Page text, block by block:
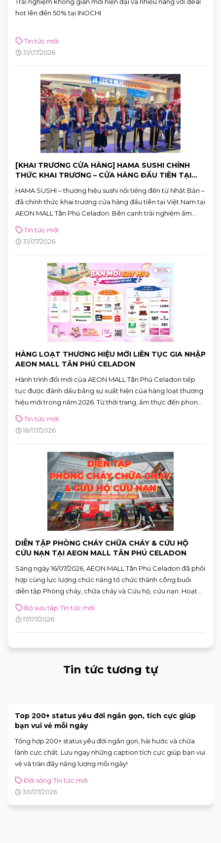
hot lên đến 50% tại INOCHI
Tin tức mới
31/07/2026
[KHAI TRƯƠNG CỬA HÀNG] HAMA SUSHI CHÍNH
THỨC KHAI TRƯƠNG – CỬA HÀNG ĐẦU TIÊN TẠI
HAMA SUSHI – thương hiệu sushi nổi tiếng đến từ Nhật Bản –
đã chính thức khai trương cửa hàng đầu tiên tại Việt Nam tại
AEON MALL Tân Phú Celadon. Bên cạnh trải nghiệm ẩm
hoạt động đặc biệt và nhận nhiều phần quà hấp dẫn đến hết
ngày 02/08.
Tin tức mới
31/07/2026
HÀNG LOẠT THƯƠNG HIỆU MỚI LIÊN TỤC GIA NHẬP
AEON MALL TÂN PHÚ CELADON
Hành trình đổi mới của AEON MALL Tân Phú Celadon tiếp
tục được đánh dấu bằng sự xuất hiện của hàng loạt thương
hiệu mới trong năm 2026. Từ thời trang, ẩm thực đến phong
mang đến những trải nghiệm mua sắm và giải trí ngày càng
đa dạng cho khách hàng.
Tin tức mới
18/07/2026
DIỄN TẬP PHÒNG CHÁY CHỮA CHÁY & CỨU HỘ
CỨU NẠN TẠI AEON MALL TÂN PHÚ CELADON
Sáng ngày 16/07/2026, AEON MALL Tân Phú Celadon đã phối
hợp cùng lực lượng chức năng tổ chức thành công buổi
diễn tập Phòng cháy, chữa cháy và Cứu hộ, cứu nạn. Hoạt
huống khẩn cấp, khẳng định cam kết xây dựng môi trường
mua sắm, vui chơi và giải trí an toàn cho mọi khách hàng.
Bộ sưu tập Tin tức mới
17/07/2026
Tin tức tương tự
[NÂNG CẤP CỬA HÀNG] INOCHI FLAGSHIP STORE
CHÍNH THỨC MỞ BÁN
Trải nghiệm không gian mới hiện đại và nhiều nâng với deal
hot lên đến 50% tại INOCHI
Tin tức mới
31/07/2026